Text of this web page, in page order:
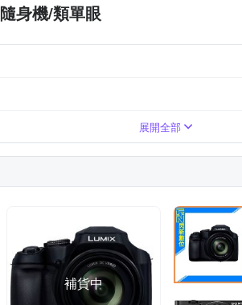
隨身機/類單眼
展開全部
補貨中